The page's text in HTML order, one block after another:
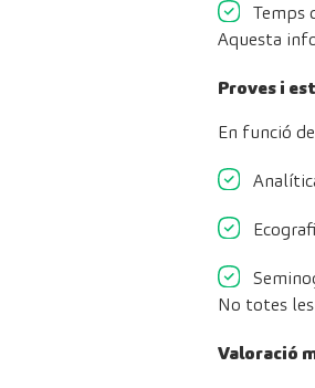
Temps
Aquesta
Proves i
En funció
No totes les
Valoració